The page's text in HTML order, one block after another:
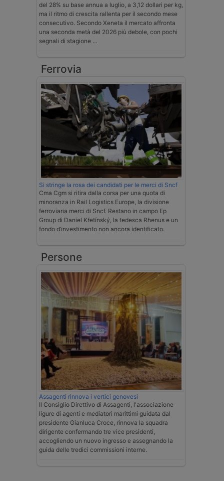
del 28% su base annua a luglio, a 3,12 dollari per kg,
ma il ritmo di crescita rallenta per il secondo mese
consecutivo. Secondo Xeneta il mercato affronta
una seconda metà del 2026 più debole, con pochi
segnali di stagione …
Ferrovia
Si stringe la rosa dei candidati per le merci di Sncf
Cma Cgm si ritira dalla corsa per una quota di
minoranza in Rail Logistics Europe, la divisione
ferroviaria merci di Sncf. Restano in campo Ep
Group di Daniel Křetínský, la tedesca Rhenus e un
fondo d’investimento non ancora identificato.
Persone
Assagenti rinnova i vertici genovesi
Il Consiglio Direttivo di Assagenti, l'associazione
ligure di agenti e mediatori marittimi guidata dal
presidente Gianluca Croce, rinnova la squadra
dirigente confermando tre vice presidenti,
accogliendo un nuovo ingresso e assegnando la
guida delle tredici commissioni interne.